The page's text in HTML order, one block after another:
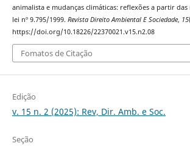
animalista e mudanças climáticas: reflexões a partir das
lei nº 9.795/1999. Revista Direito Ambiental E Sociedade, 15
https://doi.org/10.18226/22370021.v15.n2.08
Fomatos de Citação
Edição
v. 15 n. 2 (2025): Rev, Dir. Amb. e Soc.
Seção